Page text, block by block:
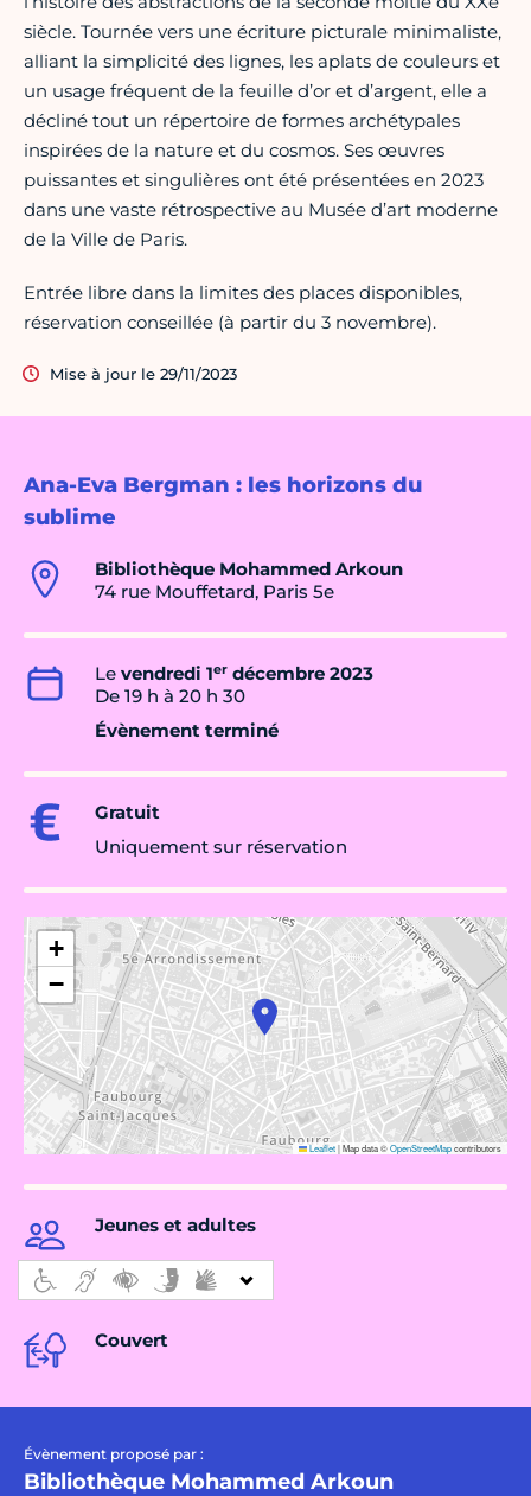
Ana-Eva Bergman : les horizons du
sublime
Bibliothèque Mohammed Arkoun
74 rue Mouffetard, Paris 5e
Le vendredi 1er décembre 2023
De 19 h à 20 h 30
Évènement terminé
Gratuit
Uniquement sur réservation
+
−
Leaflet|Map data ©OpenStreetMapcontributors
Jeunes et adultes
Couvert
Évènement proposé par :
Bibliothèque Mohammed Arkoun
siècle. Tournée vers une écriture picturale minimaliste,
alliant la simplicité des lignes, les aplats de couleurs et
un usage fréquent de la feuille d’or et d’argent, elle a
décliné tout un répertoire de formes archétypales
inspirées de la nature et du cosmos. Ses œuvres
puissantes et singulières ont été présentées en 2023
dans une vaste rétrospective au Musée d’art moderne
de la Ville de Paris.
Entrée libre dans la limites des places disponibles,
réservation conseillée (à partir du 3 novembre).
Mise à jour le 29/11/2023